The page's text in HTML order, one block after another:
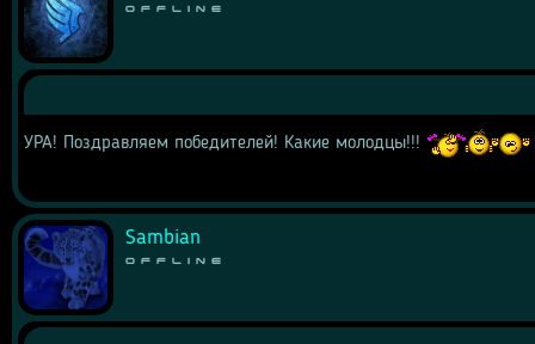
Offline
УРА! Поздравляем победителей! Какие молодцы!!!
Sambian
Offline